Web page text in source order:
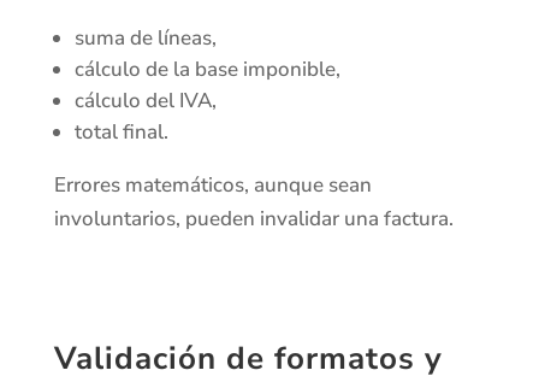
suma de líneas,
cálculo de la base imponible,
cálculo del IVA,
total final.
Errores matemáticos, aunque sean
involuntarios, pueden invalidar una factura.
Validación de formatos y